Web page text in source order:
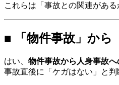
これらは「事故との関連があ
■ 「物件事故」から
はい、 物件事故から人身事故へ
事故直後に「ケガはない」と